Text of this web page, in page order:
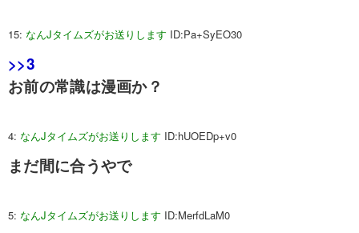
15: なんJタイムズがお送りします ID:Pa+SyEO30
>>3
お前の常識は漫画か？
4: なんJタイムズがお送りします ID:hUOEDp+v0
まだ間に合うやで
5: なんJタイムズがお送りします ID:MerfdLaM0